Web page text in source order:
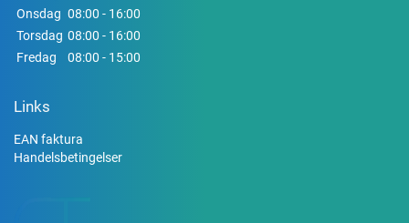
Onsdag 08:00 - 16:00
Torsdag 08:00 - 16:00
Fredag
08:00 - 15:00
Links
EAN faktura
Handelsbetingelser